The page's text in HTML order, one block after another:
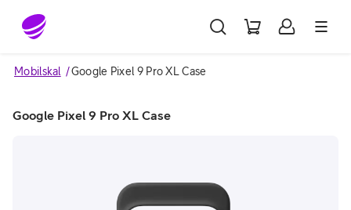
Gå till sidans innehåll
Mobilskal Google Pixel 9 Pro XL Case
Google Pixel 9 Pro XL Case